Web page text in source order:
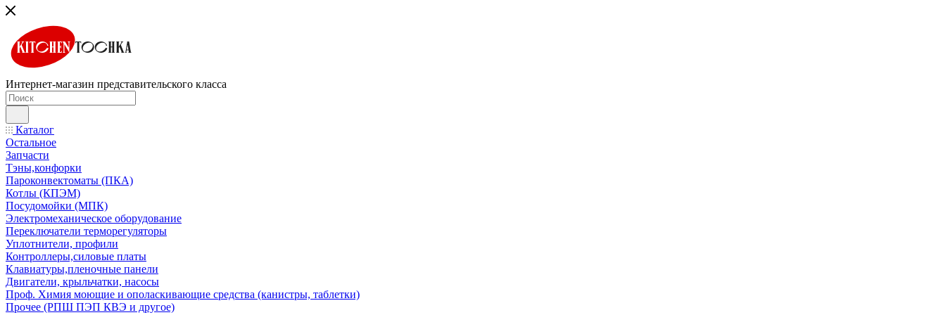
Интернет-магазин представительского класса
Каталог
Остальное
Запчасти
Тэны,конфорки
Пароконвектоматы (ПКА)
Котлы (КПЭМ)
Посудомойки (МПК)
Электромеханическое оборудование
Переключатели терморегуляторы
Уплотнители, профили
Контроллеры,силовые платы
Клавиатуры,пленочные панели
Двигатели, крыльчатки, насосы
Проф. Химия моющие и ополаскивающие средства (канистры, таблетки)
Прочее (РПШ ПЭП КВЭ и другое)